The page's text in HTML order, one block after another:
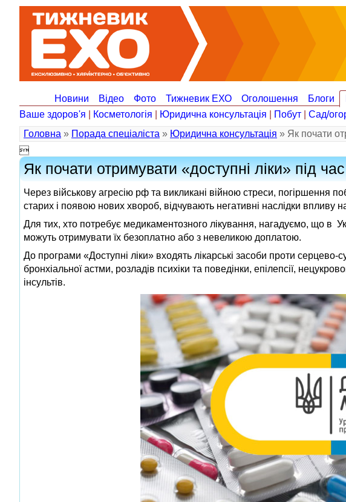
Новини Відео Фото Тижневик ЕХО Оголошення Блоги
Ваше здоров'я
Косметологія Юридична консультація Побут Сад/
Головна » Порада спеціаліста » Юридична консультація » Як почати

Як почати отримувати «доступні ліки» під
Через військову агресію рф та викликані війною стреси, погіршення
старих і появою нових хвороб, відчувають негативні наслідки впливу
Для тих, хто потребує медикаментозного лікування, нагадуємо, що в
можуть отримувати їх безоплатно або з невеликою доплатою.
До програми «Доступні ліки» входять лікарські засоби проти серцево-
бронхіальної астми, розладів психіки та поведінки, епілепсії,
інсультів.